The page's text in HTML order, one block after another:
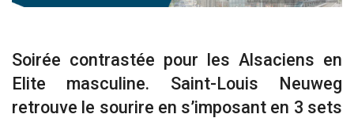
Soirée contrastée pour les Alsaciens en
Elite masculine. Saint-Louis Neuweg
retrouve le sourire en s’imposant en 3 sets